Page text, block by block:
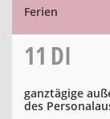
Ferien
11 DI
ganztägige
des